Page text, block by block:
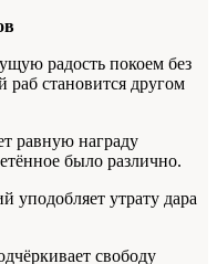
радость покоем без
становится другом
равную награду
было различно.
уподобляет утрату дара
свободу